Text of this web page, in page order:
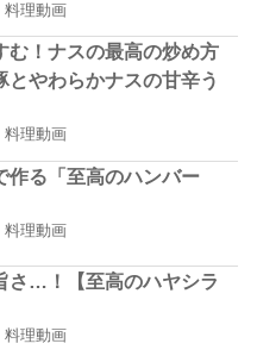
料理動画
む！ナスの最高の炒め方
とやわらかナスの甘辛う
料理動画
作る「至高のハンバー
料理動画
さ…！【至高のハヤシラ
料理動画